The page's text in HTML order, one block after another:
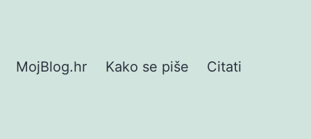
MojBlog.hr Kako se piše Citati